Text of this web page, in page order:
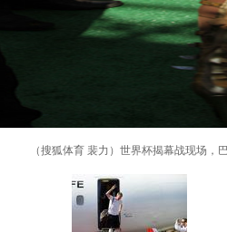
（搜狐体育 裴力）世界杯揭幕战现场